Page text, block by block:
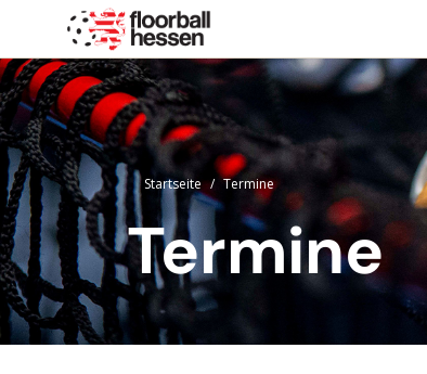
Startseite Termine
Termine